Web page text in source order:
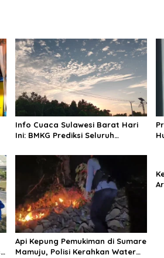
Info Cuaca Sulawesi Barat Hari
Ini: BMKG Prediksi Seluruh
Api Kepung Pemukiman di Sumare
Mamuju, Polisi Kerahkan Water